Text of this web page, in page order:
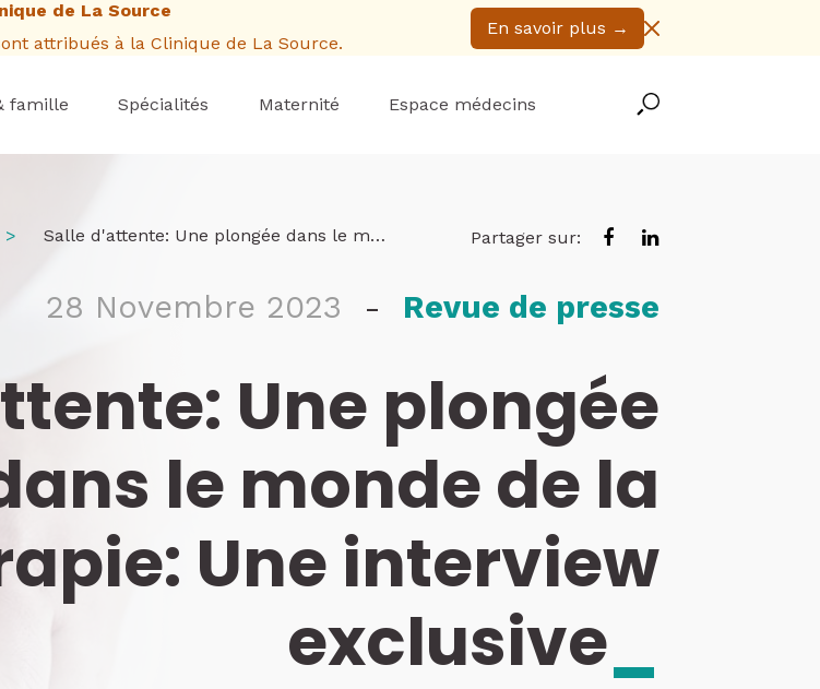
de La Source
attribués à la Clinique de La Source.
En savoir plus →
famille Spécialités Maternité Espace médecins
Salle d'attente: Une plongée dans le monde de la physiothérapie: Une interview exclusive Partager sur:
28 Novembre 2023 - Revue de presse
Une plongée
le monde de la
Une interview
exclusive_